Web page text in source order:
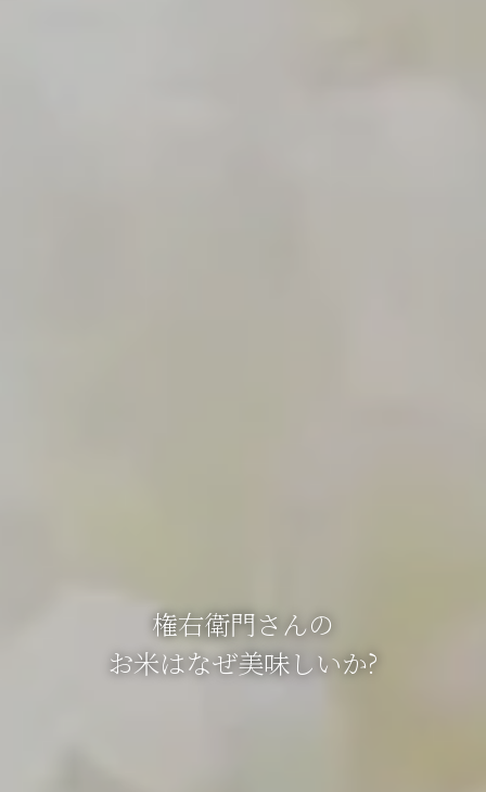
権右衛門さんの
お米はなぜ美味しいか?